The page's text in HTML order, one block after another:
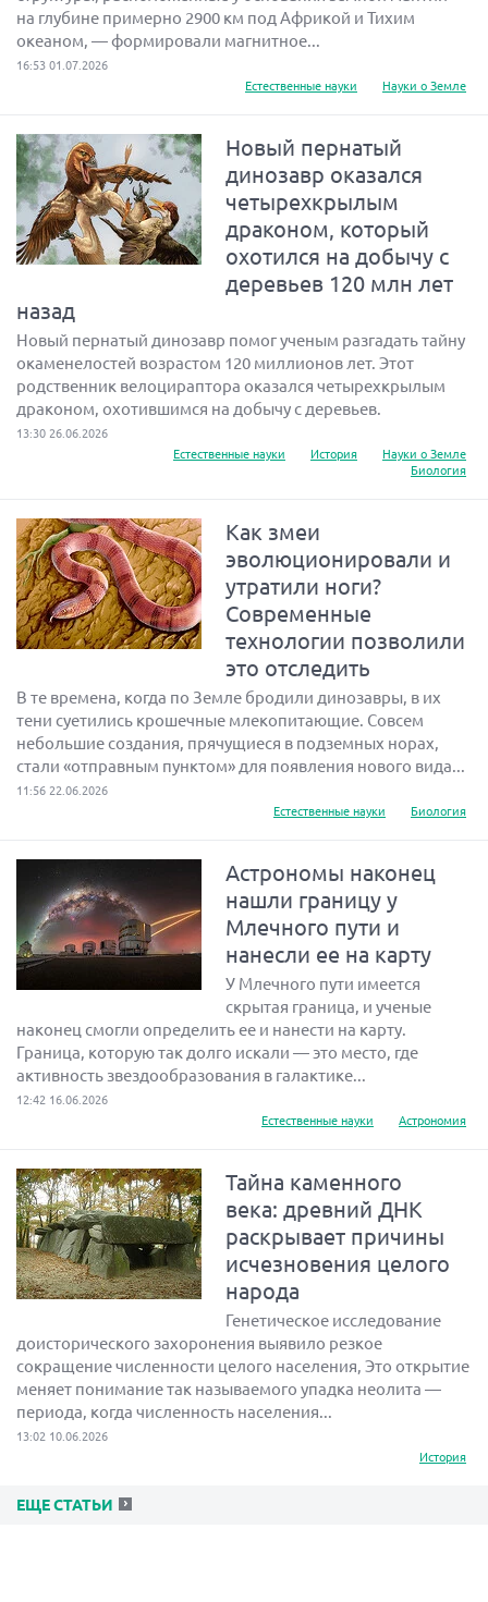
на глубине примерно 2900 км под Африкой и Тихим
океаном, — формировали магнитное...
16:53 01.07.2026
Естественные науки
Науки о Земле
Новый пернатый
динозавр оказался
четырехкрылым
драконом, который
охотился на добычу с
деревьев 120 млн лет
назад
Новый пернатый динозавр помог ученым разгадать тайну
окаменелостей возрастом 120 миллионов лет. Этот
родственник велоцираптора оказался четырехкрылым
драконом, охотившимся на добычу с деревьев.
13:30 26.06.2026
Естественные науки
История
Науки о Земле
Биология
Как змеи
эволюционировали и
утратили ноги?
Современные
технологии позволили
это отследить
В те времена, когда по Земле бродили динозавры, в их
тени суетились крошечные млекопитающие. Совсем
небольшие создания, прячущиеся в подземных норах,
стали «отправным пунктом» для появления нового вида...
11:56 22.06.2026
Естественные науки
Биология
Астрономы наконец
нашли границу у
Млечного пути и
нанесли ее на карту
У Млечного пути имеется
скрытая граница, и ученые
наконец смогли определить ее и нанести на карту.
Граница, которую так долго искали — это место, где
активность звездообразования в галактике...
12:42 16.06.2026
Естественные науки
Астрономия
Тайна каменного
века: древний ДНК
раскрывает причины
исчезновения целого
народа
Генетическое исследование
доисторического захоронения выявило резкое
сокращение численности целого населения, Это открытие
меняет понимание так называемого упадка неолита —
периода, когда численность населения...
13:02 10.06.2026
История
ЕЩЕ СТАТЬИ